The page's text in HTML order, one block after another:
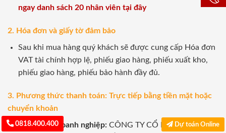
ngay danh sách 20 nhân viên tại đây
2. Hóa đơn và giấy tờ đảm bảo
Sau khi mua hàng quý khách sẽ được cung cấp Hóa đơn
VAT tài chính hợp lệ, phiếu giao hàng, phiếu xuất kho,
phiếu giao hàng, phiếu bảo hành đầy đủ.
3. Phương thức thanh toán: Trực tiếp bằng tiền mặt hoặc
chuyển khoản
Tài khoản Doanh nghiệp:CÔNG TY CỔ PHẦN
0818.400.400 Dự toán Online